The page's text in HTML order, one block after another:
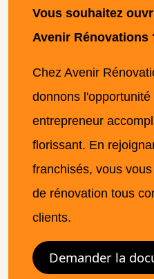
Vous souhaitez
Avenir Rénovations
Chez Avenir
donnons
entrepreneur
florissant. En
franchisés, vous
de rénovation tous
clients.​
Demander la